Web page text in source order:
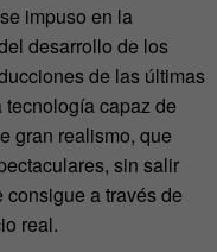
impuso en la
desarrollo de los
de las últimas
capaz de
gran realismo, que
sin salir
a través de
real.